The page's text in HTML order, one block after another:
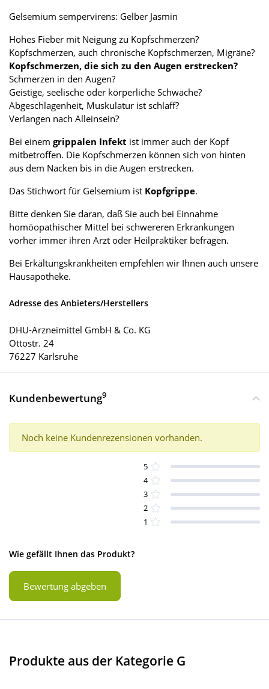
Gelsemium sempervirens: Gelber Jasmin
Hohes Fieber mit Neigung zu Kopfschmerzen?
Kopfschmerzen, auch chronische Kopfschmerzen, Migräne?
Kopfschmerzen, die sich zu den Augen erstrecken?
Schmerzen in den Augen?
Geistige, seelische oder körperliche Schwäche?
Abgeschlagenheit, Muskulatur ist schlaff?
Verlangen nach Alleinsein?
Bei einem grippalen Infekt ist immer auch der Kopf
mitbetroffen. Die Kopfschmerzen können sich von hinten
aus dem Nacken bis in die Augen erstrecken.
Das Stichwort für Gelsemium ist Kopfgrippe.
Bitte denken Sie daran, daß Sie auch bei Einnahme
homöopathischer Mittel bei schwereren Erkrankungen
vorher immer ihren Arzt oder Heilpraktiker befragen.
Bei Erkältungskrankheiten empfehlen wir Ihnen auch unsere
Hausapotheke.
Adresse des Anbieters/Herstellers
DHU-Arzneimittel GmbH & Co. KG
Ottostr. 24
76227 Karlsruhe
Kundenbewertung9
Noch keine Kundenrezensionen vorhanden.
5
4
3
2
1
Wie gefällt Ihnen das Produkt?
Bewertung abgeben
Produkte aus der Kategorie G